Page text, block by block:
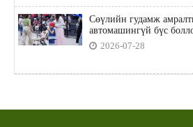
Сөүлийн гудамж
автомашингүй бүс
2026-07-28